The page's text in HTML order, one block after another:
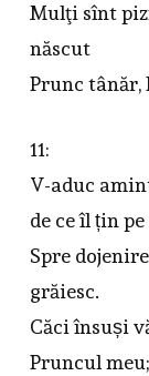
Mulţi sînt
născut
Prunc tânăr,
11:
V-aduc
de ce îl țin
Spre
grăiesc.
Căci însuși
Pruncul meu;